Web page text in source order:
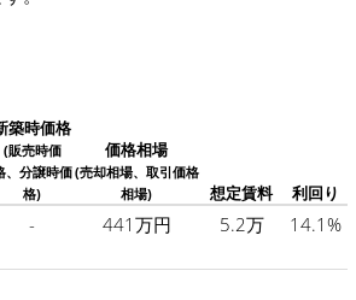
築時価格
(販売時価
、分譲時価
格)
価格相場
(売却相場、取引価格
相場)
想定賃料 利回り
- 441万円 5.2万 14.1%